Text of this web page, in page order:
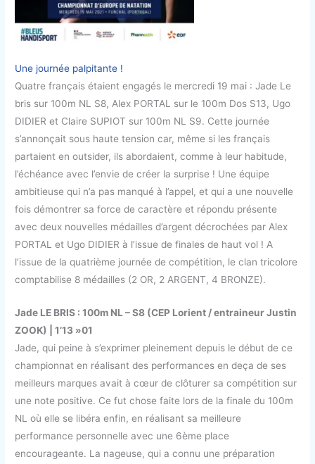
Une journée palpitante !
Quatre français étaient engagés le mercredi 19 mai : Jade Le
bris sur 100m NL S8, Alex PORTAL sur le 100m Dos S13, Ugo
DIDIER et Claire SUPIOT sur 100m NL S9. Cette journée
s’annonçait sous haute tension car, même si les français
partaient en outsider, ils abordaient, comme à leur habitude,
l’échéance avec l’envie de créer la surprise ! Une équipe
ambitieuse qui n’a pas manqué à l’appel, et qui a une nouvelle
fois démontrer sa force de caractère et répondu présente
avec deux nouvelles médailles d’argent décrochées par Alex
PORTAL et Ugo DIDIER à l’issue de finales de haut vol ! A
l’issue de la quatrième journée de compétition, le clan tricolore
comptabilise 8 médailles (2 OR, 2 ARGENT, 4 BRONZE).
Jade LE BRIS : 100m NL – S8 (CEP Lorient / entraineur Justin
ZOOK) | 1’13 »01
Jade, qui peine à s’exprimer pleinement depuis le début de ce
championnat en réalisant des performances en deça de ses
meilleurs marques avait à cœur de clôturer sa compétition sur
une note positive. Ce fut chose faite lors de la finale du 100m
NL où elle se libéra enfin, en réalisant sa meilleure
performance personnelle avec une 6ème place
encourageante. La nageuse, qui a connu une préparation